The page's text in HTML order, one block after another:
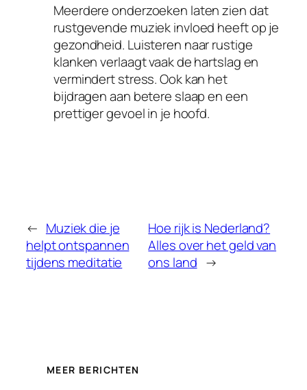
Meerdere onderzoeken laten zien dat
rustgevende muziek invloed heeft op je
gezondheid. Luisteren naar rustige
klanken verlaagt vaak de hartslag en
vermindert stress. Ook kan het
bijdragen aan betere slaap en een
prettiger gevoel in je hoofd.
← Muziek die je
helpt ontspannen
tijdens meditatie
Hoe rijk is Nederland?
Alles over het geld van
ons land →
MEER BERICHTEN